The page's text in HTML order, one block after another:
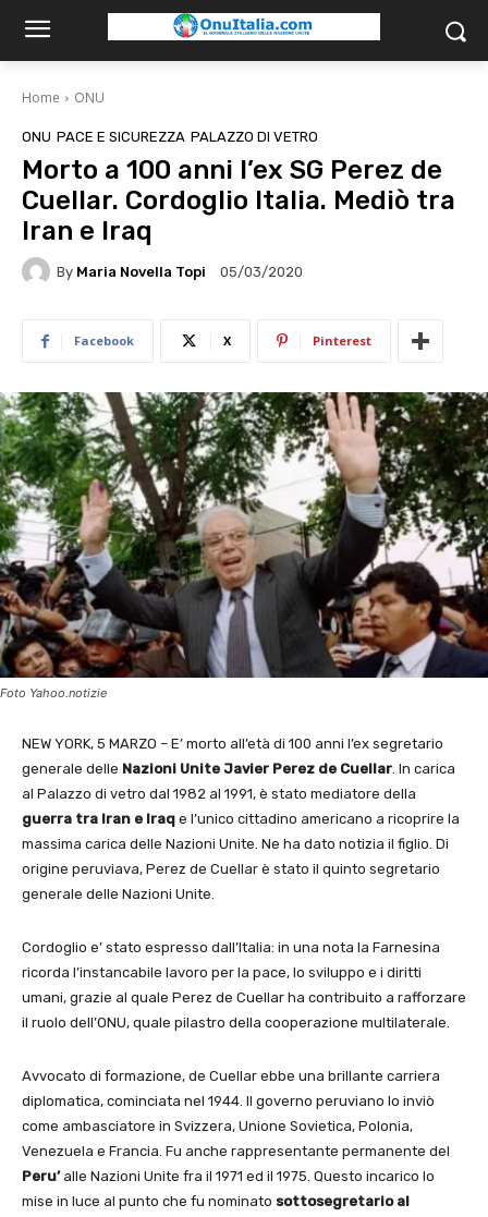
Home ONU
ONU PACE E SICUREZZA PALAZZO DI VETRO
Morto a 100 anni l’ex SG Perez de
Cuellar. Cordoglio Italia. Mediò tra
Iran e Iraq
By Maria Novella Topi 05/03/2020
Facebook X Pinterest
Foto Yahoo.notizie
NEW YORK, 5 MARZO – E’ morto all’età di 100 anni l’ex segretario
generale delle Nazioni Unite Javier Perez de Cuellar. In carica
al Palazzo di vetro dal 1982 al 1991, è stato mediatore della
guerra tra Iran e Iraq e l’unico cittadino americano a ricoprire la
massima carica delle Nazioni Unite. Ne ha dato notizia il figlio. Di
origine peruviava, Perez de Cuellar è stato il quinto segretario
generale delle Nazioni Unite.
Cordoglio e’ stato espresso dall’Italia: in una nota la Farnesina
ricorda l’instancabile lavoro per la pace, lo sviluppo e i diritti
umani, grazie al quale Perez de Cuellar ha contribuito a rafforzare
il ruolo dell’ONU, quale pilastro della cooperazione multilaterale.
Avvocato di formazione, de Cuellar ebbe una brillante carriera
diplomatica, cominciata nel 1944. Il governo peruviano lo inviò
come ambasciatore in Svizzera, Unione Sovietica, Polonia,
Venezuela e Francia. Fu anche rappresentante permanente del
Peru’alle Nazioni Unite fra il 1971 ed il 1975. Questo incarico lo
mise in luce al punto che fu nominato sottosegretario al